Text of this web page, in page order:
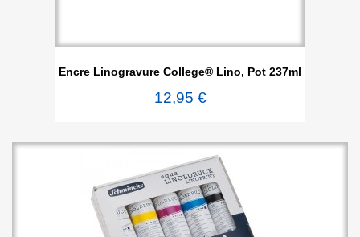
Encre Linogravure College® Lino, Pot 237ml
12,95 €